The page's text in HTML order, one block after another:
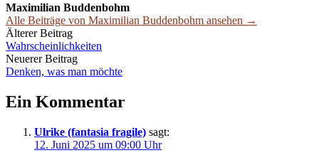
Maximilian Buddenbohm
Alle Beiträge von Maximilian Buddenbohm ansehen →
Beitrags-
Navigation
Älterer Beitrag
Wahrscheinlichkeiten
Neuerer Beitrag
Denken, was man möchte
Ein Kommentar
Ulrike (fantasia fragile) sagt:
12. Juni 2025 um 09:00 Uhr